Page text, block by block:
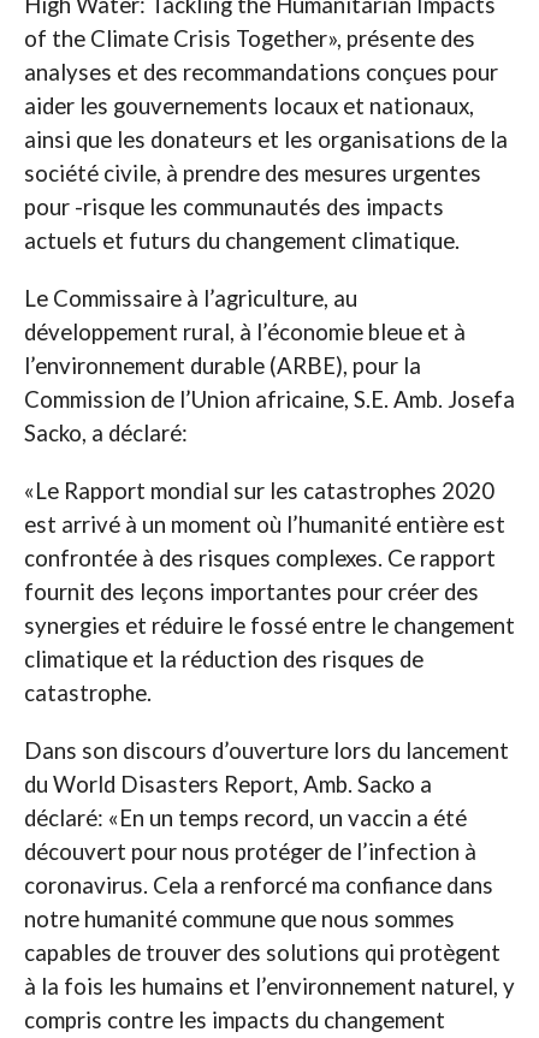
of the Climate Crisis Together», présente des
analyses et des recommandations conçues pour
aider les gouvernements locaux et nationaux,
ainsi que les donateurs et les organisations de la
société civile, à prendre des mesures urgentes
pour -risque les communautés des impacts
actuels et futurs du changement climatique.
Le Commissaire à l’agriculture, au
développement rural, à l’économie bleue et à
l’environnement durable (ARBE), pour la
Commission de l’Union africaine, S.E. Amb. Josefa
Sacko, a déclaré:
«Le Rapport mondial sur les catastrophes 2020
est arrivé à un moment où l’humanité entière est
confrontée à des risques complexes. Ce rapport
fournit des leçons importantes pour créer des
synergies et réduire le fossé entre le changement
climatique et la réduction des risques de
catastrophe.
Dans son discours d’ouverture lors du lancement
du World Disasters Report, Amb. Sacko a
déclaré: «En un temps record, un vaccin a été
découvert pour nous protéger de l’infection à
coronavirus. Cela a renforcé ma confiance dans
notre humanité commune que nous sommes
capables de trouver des solutions qui protègent
à la fois les humains et l’environnement naturel, y
compris contre les impacts du changement